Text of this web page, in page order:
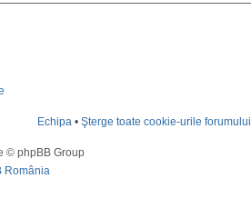
Echipa •Şterge toate cookie-urile forumului
© phpBB Group
România